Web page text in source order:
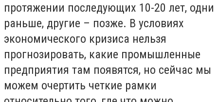
протяжении последующих 10-20 лет, одни
раньше, другие – позже. В условиях
экономического кризиса нельзя
прогнозировать, какие промышленные
предприятия там появятся, но сейчас мы
можем очертить четкие рамки